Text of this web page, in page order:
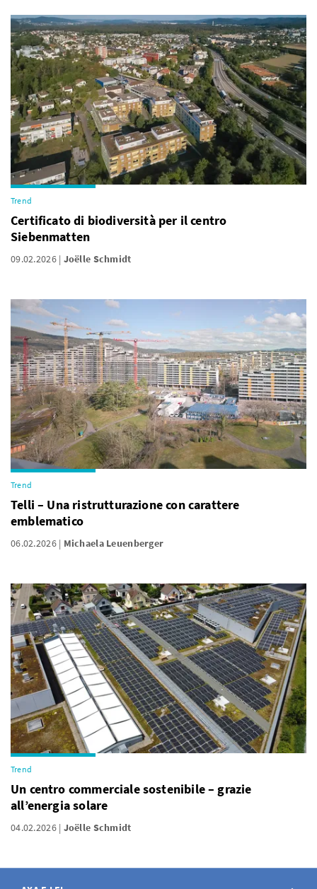
Trend
Certificato di biodiversità per il centro
Siebenmatten
09.02.2026 Joëlle Schmidt
Trend
Telli – Una ristrutturazione con carattere
emblematico
06.02.2026 Michaela Leuenberger
Trend
Un centro commerciale sostenibile – grazie
all’energia solare
04.02.2026 Joëlle Schmidt